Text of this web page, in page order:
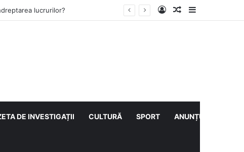
cu CS Afumați Log InArticol aleatoriu
Sidebar
DE INVESTIGAȚII CULTURĂ SPORT ANUNȚURI